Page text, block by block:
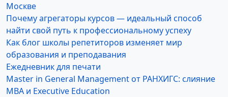
Москве
Почему агрегаторы курсов — идеальный способ
найти свой путь к профессиональному успеху
Как блог школы репетиторов изменяет мир
образования и преподавания
Ежедневник для печати
Master in General Management от РАНХИГС: слияние
MBA и Executive Education